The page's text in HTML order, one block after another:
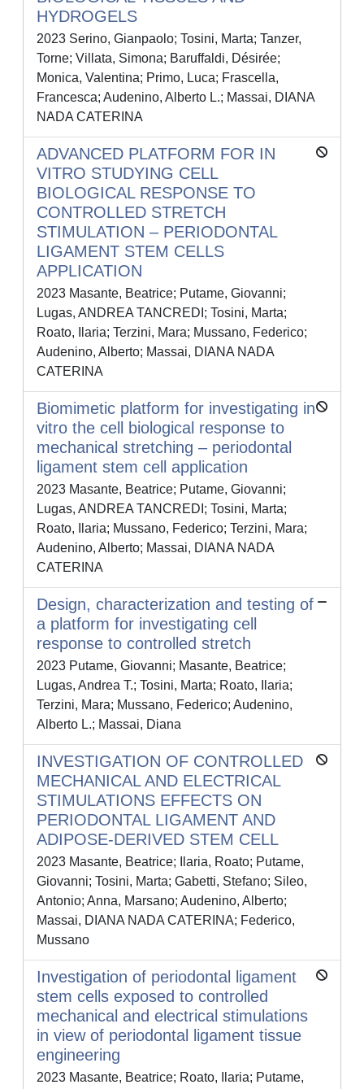
HYDROGELS
2023 Serino, Gianpaolo; Tosini, Marta; Tanzer,
Torne; Villata, Simona; Baruffaldi, Désirée;
Monica, Valentina; Primo, Luca; Frascella,
Francesca; Audenino, Alberto L.; Massai, DIANA
NADA CATERINA
ADVANCED PLATFORM FOR IN
VITRO STUDYING CELL
BIOLOGICAL RESPONSE TO
CONTROLLED STRETCH
STIMULATION – PERIODONTAL
LIGAMENT STEM CELLS
APPLICATION
2023 Masante, Beatrice; Putame, Giovanni;
Lugas, ANDREA TANCREDI; Tosini, Marta;
Roato, Ilaria; Terzini, Mara; Mussano, Federico;
Audenino, Alberto; Massai, DIANA NADA
CATERINA
Biomimetic platform for investigating in
vitro the cell biological response to
mechanical stretching – periodontal
ligament stem cell application
2023 Masante, Beatrice; Putame, Giovanni;
Lugas, ANDREA TANCREDI; Tosini, Marta;
Roato, Ilaria; Mussano, Federico; Terzini, Mara;
Audenino, Alberto; Massai, DIANA NADA
CATERINA
Design, characterization and testing of
a platform for investigating cell
response to controlled stretch
2023 Putame, Giovanni; Masante, Beatrice;
Lugas, Andrea T.; Tosini, Marta; Roato, Ilaria;
Terzini, Mara; Mussano, Federico; Audenino,
Alberto L.; Massai, Diana
INVESTIGATION OF CONTROLLED
MECHANICAL AND ELECTRICAL
STIMULATIONS EFFECTS ON
PERIODONTAL LIGAMENT AND
ADIPOSE-DERIVED STEM CELL
2023 Masante, Beatrice; Ilaria, Roato; Putame,
Giovanni; Tosini, Marta; Gabetti, Stefano; Sileo,
Antonio; Anna, Marsano; Audenino, Alberto;
Massai, DIANA NADA CATERINA; Federico,
Mussano
Investigation of periodontal ligament
stem cells exposed to controlled
mechanical and electrical stimulations
in view of periodontal ligament tissue
engineering
2023 Masante, Beatrice; Roato, Ilaria; Putame,